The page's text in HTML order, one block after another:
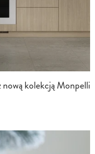
nową kolekcją Monpelli